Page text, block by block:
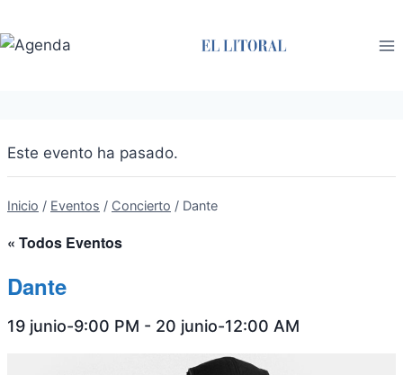
al
contenido
Este evento ha pasado.
Inicio / Eventos / Concierto / Dante
« Todos Eventos
Dante
19 junio-9:00 PM - 20 junio-12:00 AM